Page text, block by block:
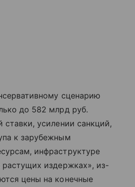
сценарию
до 582 млрд руб.
ставки, усилении санкций,
к зарубежным
инфраструктуре
издержках», из-
цены на конечные